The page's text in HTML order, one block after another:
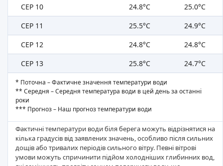
СЕР 10
24.8°C
25.0°C
СЕР 11
25.5°C
24.9°C
СЕР 12
24.8°C
24.8°C
СЕР 13
25.8°C 24.7°C
* Поточна – Фактичне значення температури води
** Середня – Середня температура води в цей день за останні
роки
*** Прогноз – Наш прогноз температури води
Фактичні температури води біля берега можуть відрізнятися на
кілька градусів від заявлених значень, особливо після сильних
дощів або тривалих періодів сильного вітру. Певні вітрові
умови можуть спричинити підйом холодніших глибинних вод,